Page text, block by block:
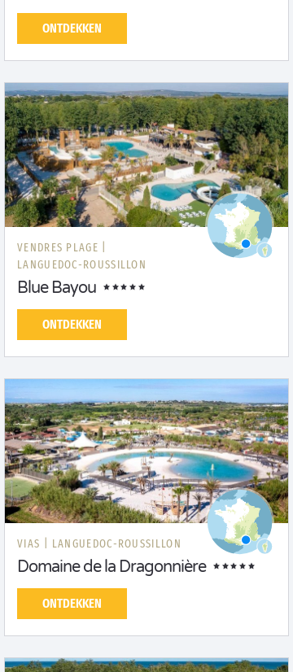
ONTDEKKEN
VENDRES PLAGE |
LANGUEDOC-ROUSSILLON
Blue Bayou
ONTDEKKEN
VIAS | LANGUEDOC-ROUSSILLON
Domaine de la Dragonnière
ONTDEKKEN